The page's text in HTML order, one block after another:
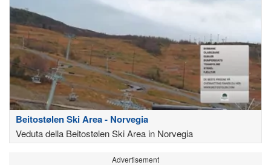
Beitostølen Ski Area - Norvegia
Veduta della Beitostølen Ski Area in Norvegia
Advertisement